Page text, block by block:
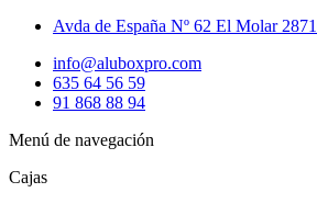
Avda de España Nº 62 El Molar
info@aluboxpro.com
635 64 56 59
91 868 88 94
Menú de navegación
Cajas